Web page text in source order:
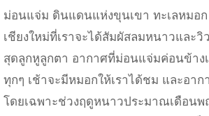
ม่อนแจ่ม ดินแดนแห่งขุนเขา ทะเลหมอก
เชียงใหม่ที่เราจะได้สัมผัสลมหนาวและ
สุดลูกหูลูกตา อากาศที่ม่อนแจ่มค่อนข้าง
ทุกๆ เช้าจะมีหมอกให้เราได้ชม และอา
โดยเฉพาะช่วงฤดูหนาวประมาณเดือนพ